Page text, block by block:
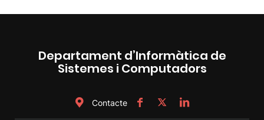
Departament d’Informàtica de
Sistemes i Computadors
Contacte